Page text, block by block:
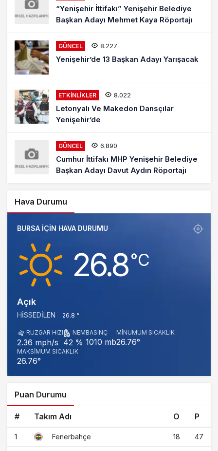
“Yenişehir İttifakı” Yenişehir Belediye
Başkan Adayı Mehmet Kaya Röportajı
GÜNCEL 8.227
Yenişehir’de 13 Başkan Adayı Yarışacak
ETKINLIKLER 8.022
Letonyalı Ve Makedon Dansçılar
Yenişehir’de
GÜNCEL 6.890
Cumhur İttifakı MHP Yenişehir Belediye
Başkan Adayı Davut Aydın Röportajı
Hava Durumu
BURSA IÇIN HAVA DURUMU
26.8‎°C
Açık
HISSEDILEN 26.8 °
RÜZGAR HIZI
2.36 mph/s
NEM
42 %
BASINÇ
1010 mb
MINUMUM SICAKLIK
26.76°
MAKSIMUM SICAKLIK
26.76°
Puan Durumu
# Takım Adı O P
1 Fenerbahçe 18 47